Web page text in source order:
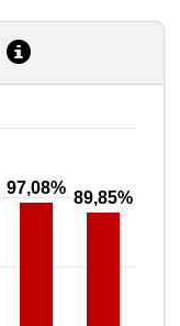
97,08%
89,85%